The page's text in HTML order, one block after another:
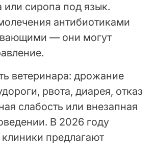
сиропа под язык.
антибиотиками
— они могут
ветеринара: дрожание
рвота, диарея, отказ
слабость или внезапная
В 2026 году
предлагают